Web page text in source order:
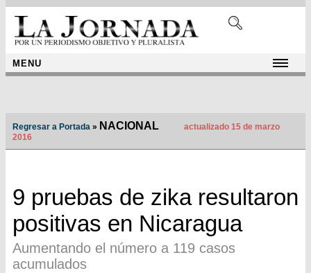
MENU
Regresar a Portada » NACIONAL
actualizado 15 de marzo
2016
9 pruebas de zika resultaron
positivas en Nicaragua
Aumentando el número a 119 casos
acumulados